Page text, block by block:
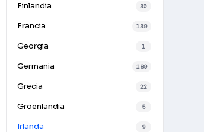
Finlandia 30
Francia 139
Georgia 1
Germania 189
Grecia 22
Groenlandia 5
Irlanda 9